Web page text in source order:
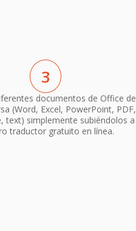
3
documentos de Office de
(Word, Excel, PowerPoint, PDF,
text) simplemente subiéndolos a
traductor gratuito en línea.